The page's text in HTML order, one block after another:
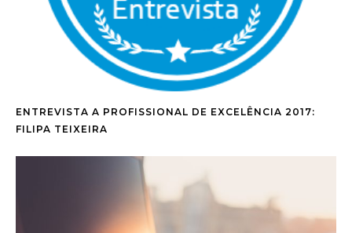
ENTREVISTA A PROFISSIONAL DE EXCELÊNCIA 2017:
FILIPA TEIXEIRA